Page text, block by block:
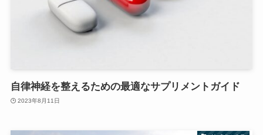
自律神経を整えるための最適なサプリメントガイド
2023年8月11日